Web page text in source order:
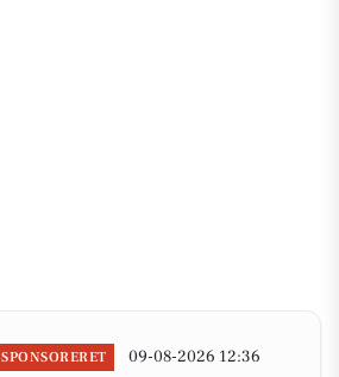
SPONSORERET 09-08-2026 12:36